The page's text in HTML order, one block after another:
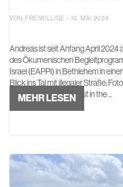
VON FREIWILLIGE - 13. MAI 2024
Andreas ist seit Anfang April 2024
des Ökumenischen
Israel (EAPPI) in Bethlehem in
Blick ins Tal mit illegaler Straße;
unserem ersten Tag "out in the ...
MEHR LESEN